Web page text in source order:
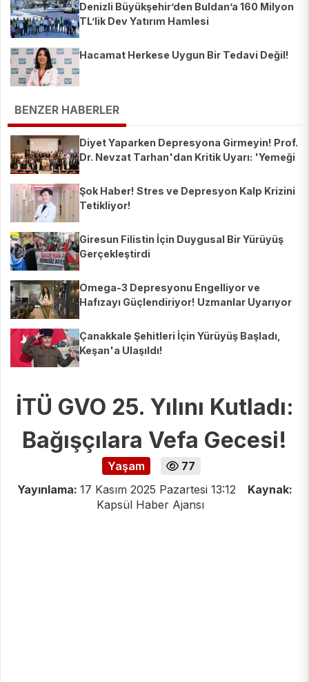
Denizli Büyükşehir’den Buldan’a 160 Milyon
TL’lik Dev Yatırım Hamlesi
Hacamat Herkese Uygun Bir Tedavi Değil!
BENZER HABERLER
Diyet Yaparken Depresyona Girmeyin! Prof.
Dr. Nevzat Tarhan'dan Kritik Uyarı: 'Yemeği
Şok Haber! Stres ve Depresyon Kalp Krizini
Tetikliyor!
Giresun Filistin İçin Duygusal Bir Yürüyüş
Gerçekleştirdi
Omega-3 Depresyonu Engelliyor ve
Hafızayı Güçlendiriyor! Uzmanlar Uyarıyor
Çanakkale Şehitleri İçin Yürüyüş Başladı,
Keşan'a Ulaşıldı!
İTÜ GVO 25. Yılını Kutladı:
Bağışçılara Vefa Gecesi!
Yaşam
77
Yayınlama: 17 Kasım 2025 Pazartesi 13:12
Kaynak:
Kapsül Haber Ajansı